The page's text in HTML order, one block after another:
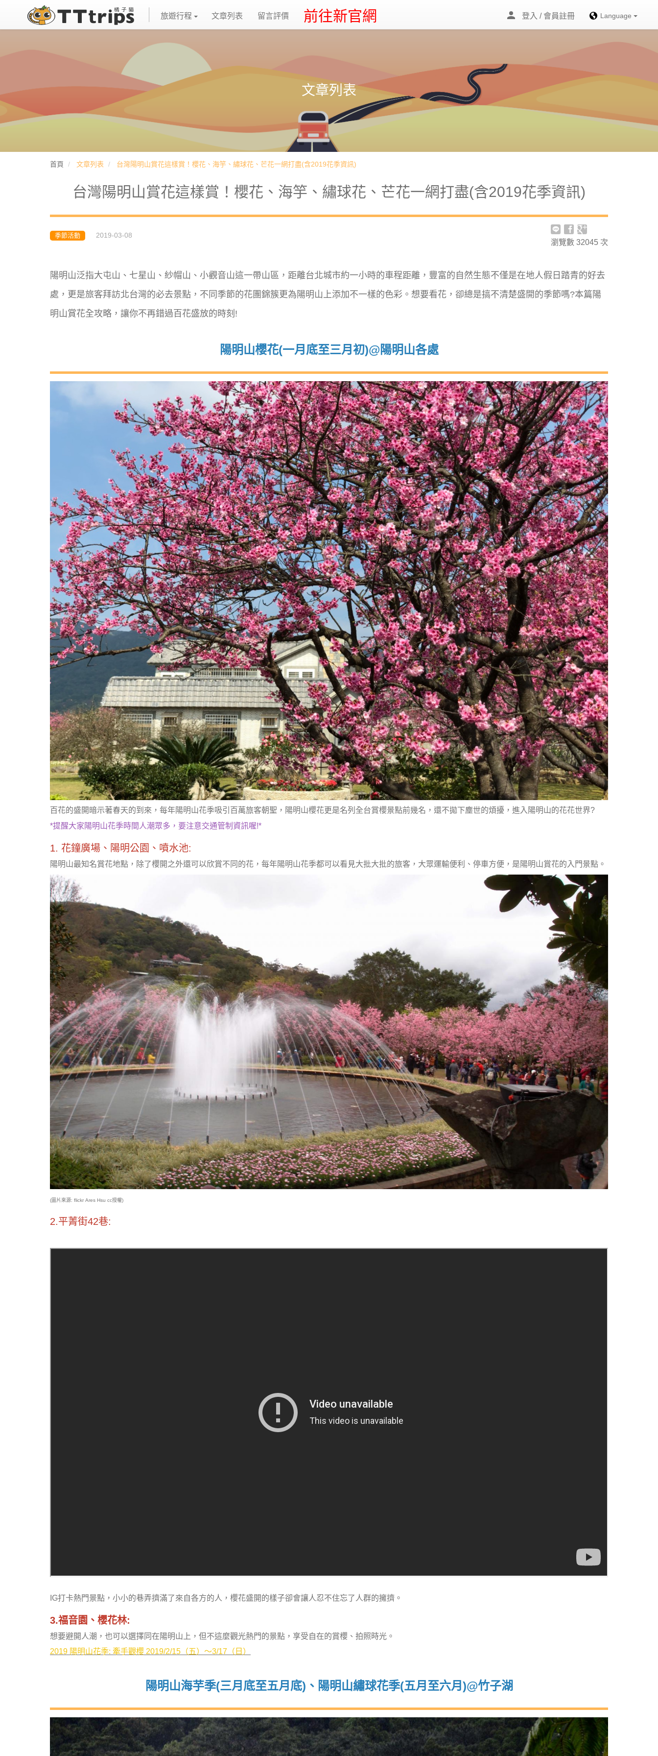
旅遊行程 文章列表 留言評價 前往新官網 登入 / 會員註冊 Language
文章列表
首頁 文章列表 台灣陽明山賞花這樣賞！櫻花、海竽、繡球花、芒花一網打盡(含2019花季資訊)
台灣陽明山賞花這樣賞！櫻花、海竽、繡球花、芒花一網打盡(含2019花季資訊)
季節活動 2019-03-08
瀏覽數 32045 次
陽明山泛指大屯山、七星山、紗帽山、小觀音山這一帶山區，距離台北城市約一小時的車程距離，豐富的自然生態不僅是在地人假日踏青的好去
處，更是旅客拜訪北台灣的必去景點，不同季節的花團錦簇更為陽明山上添加不一樣的色彩。想要看花，卻總是搞不清楚盛開的季節嗎?本篇陽
明山賞花全攻略，讓你不再錯過百花盛放的時刻!
陽明山櫻花(一月底至三月初)@陽明山各處
百花的盛開暗示著春天的到來，每年陽明山花季吸引百萬旅客朝聖，陽明山櫻花更是名列全台賞櫻景點前幾名，還不拋下塵世的煩擾，進入陽明山的花花世界?
*提醒大家陽明山花季時間人潮眾多，要注意交通管制資訊喔!*
1. 花鐘廣場、陽明公園、噴水池:
陽明山最知名賞花地點，除了櫻開之外還可以欣賞不同的花，每年陽明山花季都可以看見大批大批的旅客，大眾運輸便利、停車方便，是陽明山賞花的入門景點。
(圖片來源: flickr Ares Hsu cc授權)
2.平菁街42巷:
IG打卡熱門景點，小小的巷弄擠滿了來自各方的人，櫻花盛開的樣子卻會讓人忍不住忘了人群的擁擠。
3.福音園、櫻花林:
想要避開人潮，也可以選擇同在陽明山上，但不這麼觀光熱門的景點，享受自在的賞櫻、拍照時光。
2019 陽明山花季: 牽手觀櫻 2019/2/15（五）～3/17（日）
陽明山海芋季(三月底至五月底)、陽明山繡球花季(五月至六月)@竹子湖